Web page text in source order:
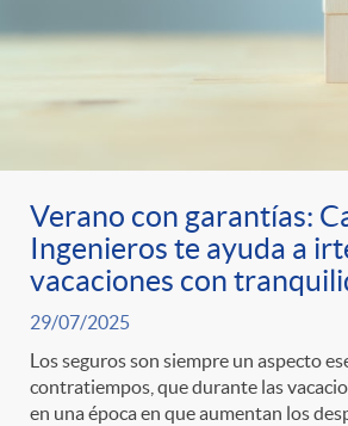
Verano con garantías:
Ingenieros te ayuda a
vacaciones con
29/07/2025
Los seguros son siempre un aspecto
contratiempos, que durante las
en una época en que aumentan los